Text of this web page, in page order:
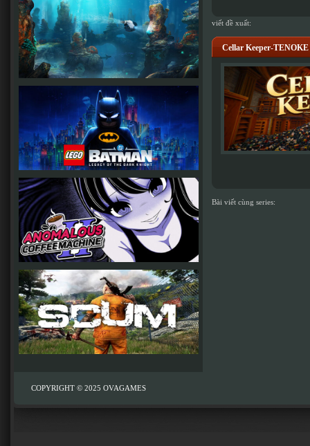
viết đề xuất:
Cellar Keeper-TENOKE
Bài viết cùng series:
COPYRIGHT © 2025 OVAGAMES